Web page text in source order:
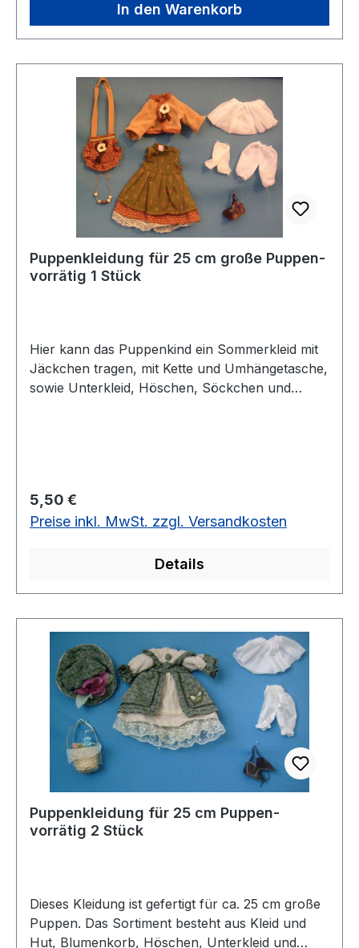
In den Warenkorb
Puppenkleidung für 25 cm große Puppen-
vorrätig 1 Stück
Hier kann das Puppenkind ein Sommerkleid mit
Jäckchen tragen, mit Kette und Umhängetasche,
sowie Unterkleid, Höschen, Söckchen und
Regulärer Preis:
5,50 €
Preise inkl. MwSt. zzgl. Versandkosten
Details
Puppenkleidung für 25 cm Puppen-
vorrätig 2 Stück
Dieses Kleidung ist gefertigt für ca. 25 cm große
Puppen. Das Sortiment besteht aus Kleid und
Hut, Blumenkorb, Höschen, Unterkleid und